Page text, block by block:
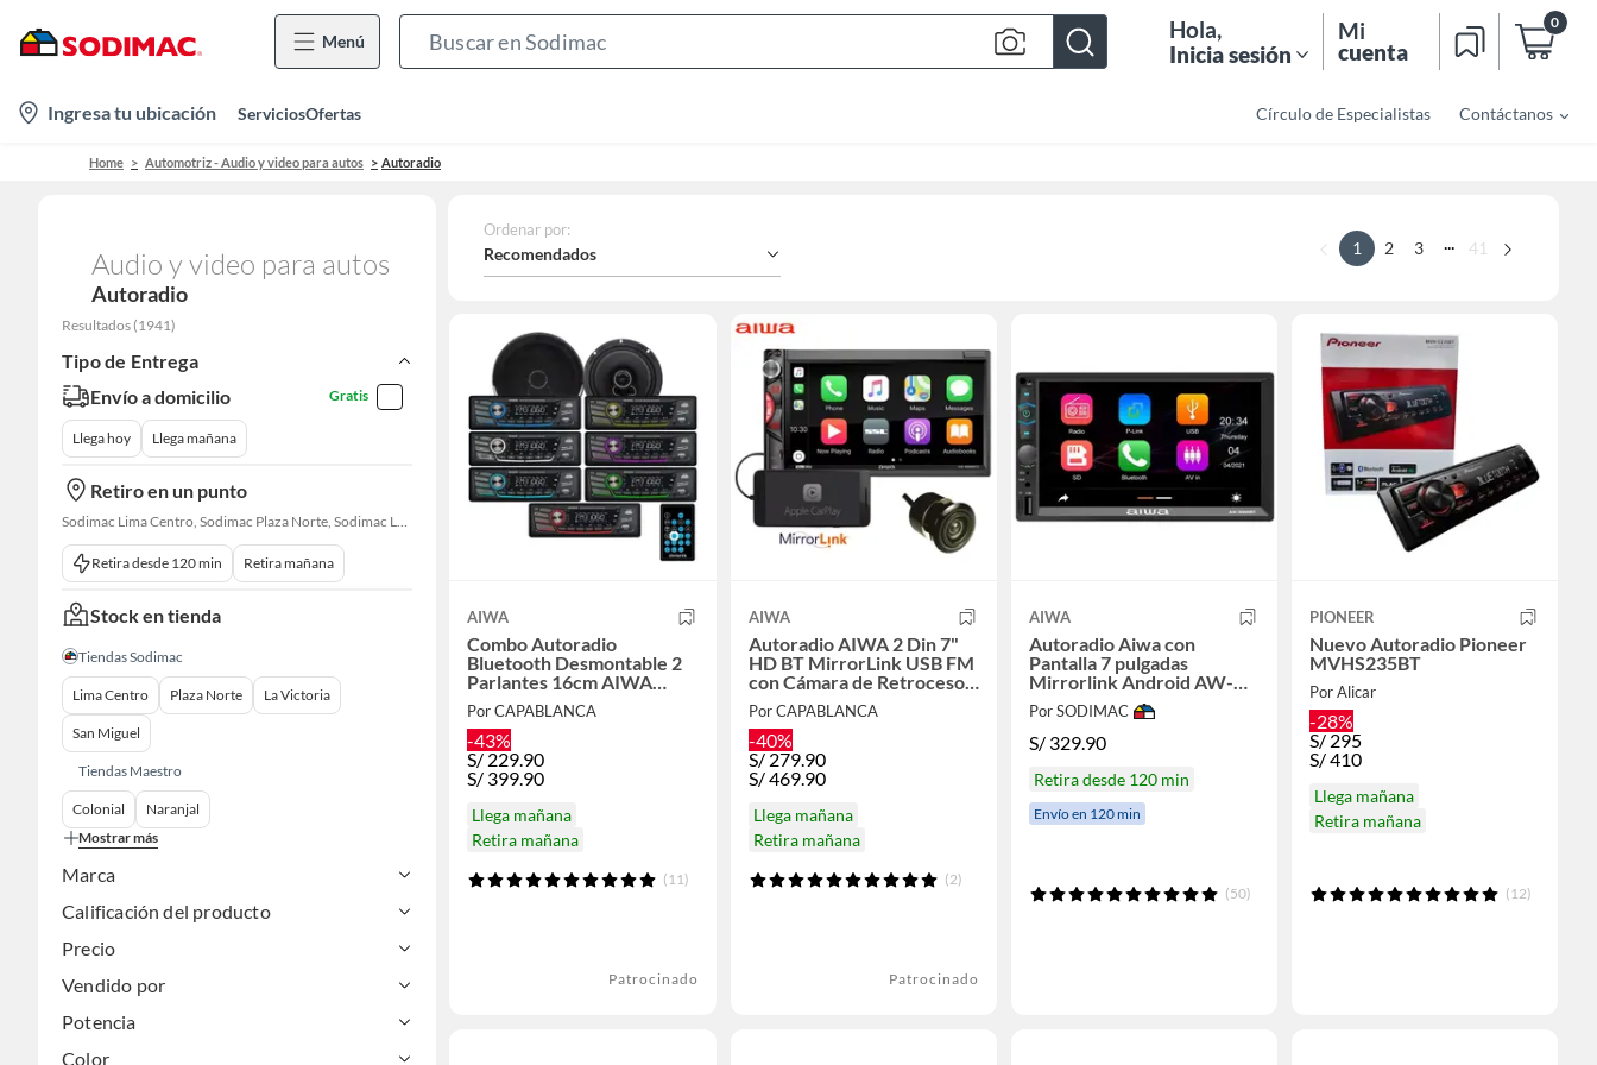
Menú
Bar
Hola,
Inicia sesión
Mi
cuenta
0
location-
icon
Ingresa tu ubicación ServiciosOfertas Círculo de Especialistas Contáctanos
Home Automotriz - Audio y video para autos Autoradio
Audio y video para autos
Autoradio
Resultados (1941)
Tipo de Entrega
Envío a domicilio
Gratis
Llega hoy Llega mañana
Retiro en un punto
Sodimac Lima Centro, Sodimac Plaza Norte, Sodimac La Victoria, Sodimac San Miguel, Sodimac S. J. Lurigancho, Sodimac Chacarilla, Sodimac Av. La Molina, Sodimac Colonial, Sodimac Naranjal
Retira desde 120 min Retira mañana
Stock en tienda
Tiendas Sodimac
Lima Centro Plaza Norte La Victoria
San Miguel
Tiendas Maestro
Colonial
Naranjal
Mostrar más
Marca
Calificación del producto
Precio
Vendido por
Potencia
Color
Ordenar por:
Recomendados 1 2 3 ... 41
AIWA
Combo Autoradio
Bluetooth Desmontable 2
Parlantes 16cm AIWA
CAW-2016BT Auto Radio
Por CAPABLANCA
-43%
S/ 229.90
S/ 399.90
Llega mañana
Retira mañana
(11)
Patrocinado
AIWA
Autoradio AIWA 2 Din 7"
HD BT MirrorLink USB FM
con Cámara de Retroceso
AW-W888BTC Auto Radio
Por CAPABLANCA
-40%
S/ 279.90
S/469.90
Llega mañana
Retira mañana
(2)
Patrocinado
AIWA
Autoradio Aiwa con
Pantalla 7 pulgadas
Mirrorlink Android AW-
W880BT
Por SODIMAC
S/ 329.90
Retira desde 120 min
Envío en 120 min
(50)
PIONEER
Nuevo Autoradio Pioneer
MVHS235BT
Por Alicar
-28%
S/ 295
S/410
Llega mañana
Retira mañana
(12)